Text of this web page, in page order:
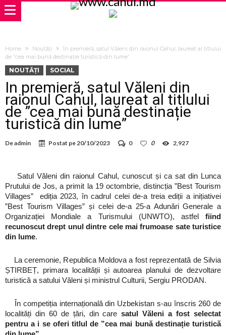
Home Noutăți
În premieră, satul Văleni din raionul Cahul, laureat al titlului
de ”cea mai bună destinație turistică din lume”
NOUTĂȚI SOCIAL
În premieră, satul Văleni din
raionul Cahul, laureat al titlului
de ”cea mai bună destinație
turistică din lume”
Deadmin Postat pe20/10/2023 0 0 2,927
Satul Văleni din raionul Cahul, cunoscut și ca sat din Lunca
Prutului de Jos, a primit la 19 octombrie, distincția ”Best Tourism
Villages” ediția 2023, în cadrul celei de-a treia ediții a inițiativei
”Best Tourism Villages” și celei de-a 25-a Adunări Generale a
Organizației Mondiale a Turismului (UNWTO), astfel fiind
recunoscut drept unul dintre cele mai frumoase sate turistice
din lume.
La ceremonie, Republica Moldova a fost reprezentată de Silvia
ȘTIRBEȚ, primara localității și autoarea planului de dezvoltare
turistică a satului Văleni și ministrul Culturii, Sergiu PRODAN.
În competiția internațională din Uzbekistan s-au înscris 260 de
localități din 60 de țări, din caresatul Văleni a fost selectat
pentru a i se oferi titlul de ”cea mai bună destinație turistică